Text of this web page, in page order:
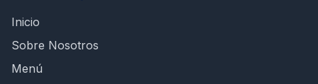
Inicio
Sobre Nosotros
Menú